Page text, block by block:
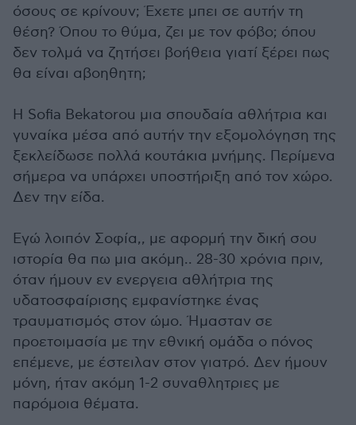
όσους σε κρίνουν; Έχετε μπει σε αυτήν τη
θέση? Όπου το θύμα, ζει με τον φόβο; όπου
δεν τολμά να ζητήσει βοήθεια γιατί ξέρει πως
θα είναι αβοηθητη;
Η Sofia Bekatorou μια σπουδαία αθλήτρια και
γυναίκα μέσα από αυτήν την εξομολόγηση της
ξεκλείδωσε πολλά κουτάκια μνήμης. Περίμενα
σήμερα να υπάρχει υποστήριξη από τον χώρο.
Δεν την είδα.
Εγώ λοιπόν Σοφία,, με αφορμή την δική σου
ιστορία θα πω μια ακόμη.. 28-30 χρόνια πριν,
όταν ήμουν εν ενεργεια αθλήτρια της
υδατοσφαίρισης εμφανίστηκε ένας
τραυματισμός στον ώμο. Ήμασταν σε
προετοιμασία με την εθνική ομάδα ο πόνος
επέμενε, με έστειλαν στον γιατρό. Δεν ήμουν
μόνη, ήταν ακόμη 1-2 συναθλητριες με
παρόμοια θέματα.